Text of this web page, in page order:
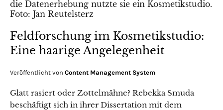
Feldforschung im Kosmetikstudio:
Eine haarige Angelegenheit
Veröffentlicht von Content Management System
Glatt rasiert oder Zottelmähne? Rebekka Smuda
beschäftigt sich in ihrer Dissertation mit dem